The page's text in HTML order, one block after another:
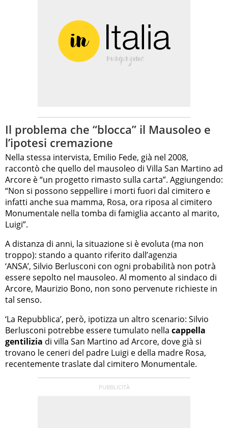
Il problema che “blocca” il Mausoleo e
l’ipotesi cremazione
Nella stessa intervista, Emilio Fede, già nel 2008,
raccontò che quello del mausoleo di Villa San Martino ad
Arcore è “un progetto rimasto sulla carta”. Aggiungendo:
“Non si possono seppellire i morti fuori dal cimitero e
infatti anche sua mamma, Rosa, ora riposa al cimitero
Monumentale nella tomba di famiglia accanto al marito,
Luigi”.
A distanza di anni, la situazione si è evoluta (ma non
troppo): stando a quanto riferito dall’agenzia
‘ANSA’, Silvio Berlusconi con ogni probabilità non potrà
essere sepolto nel mausoleo. Al momento al sindaco di
Arcore, Maurizio Bono, non sono pervenute richieste in
tal senso.
‘La Repubblica’, però, ipotizza un altro scenario: Silvio
Berlusconi potrebbe essere tumulato nella cappella
gentilizia di villa San Martino ad Arcore, dove già si
trovano le ceneri del padre Luigi e della madre Rosa,
recentemente traslate dal cimitero Monumentale.